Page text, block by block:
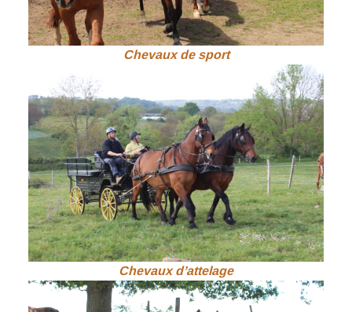
Chevaux de sport
Chevaux d’attelage